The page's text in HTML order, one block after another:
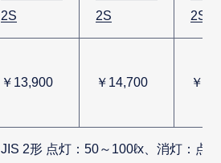
2S
2S
2S
￥13,900 ￥14,700 ￥
JIS 2形 点灯：50～100ℓx、消灯：点